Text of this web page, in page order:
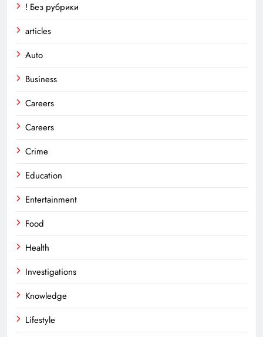
! Без рубрики
articles
Auto
Business
Careers
Careers
Crime
Education
Entertainment
Food
Health
Investigations
Knowledge
Lifestyle